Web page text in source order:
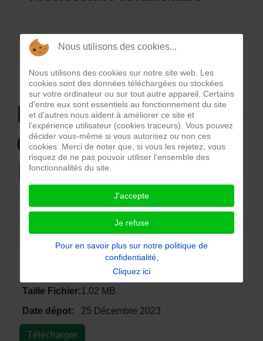
Espace de partage de
documents
Singer sans soft
Singer 2662 Parts List
Singer 2662 Parts List
Singer 2662 Parts List
Taille Fichier:1.02 MB
Date dépot:
25 Décembre 2023
Nous utilisons des cookies...
Nous utilisons des cookies sur notre site web. Les
cookies sont des données téléchargées ou stockées
sur votre ordinateur ou sur tout autre appareil. Certains
d’entre eux sont essentiels au fonctionnement du site
et d’autres nous aident à améliorer ce site et
l’expérience utilisateur (cookies traceurs). Vous pouvez
décider vous-même si vous autorisez ou non ces
cookies. Merci de noter que, si vous les rejetez, vous
risquez de ne pas pouvoir utiliser l’ensemble des
fonctionnalités du site.
J'accepte
Je refuse
Pour en savoir plus sur notre politique de
confidentialité,
Cliquez ici